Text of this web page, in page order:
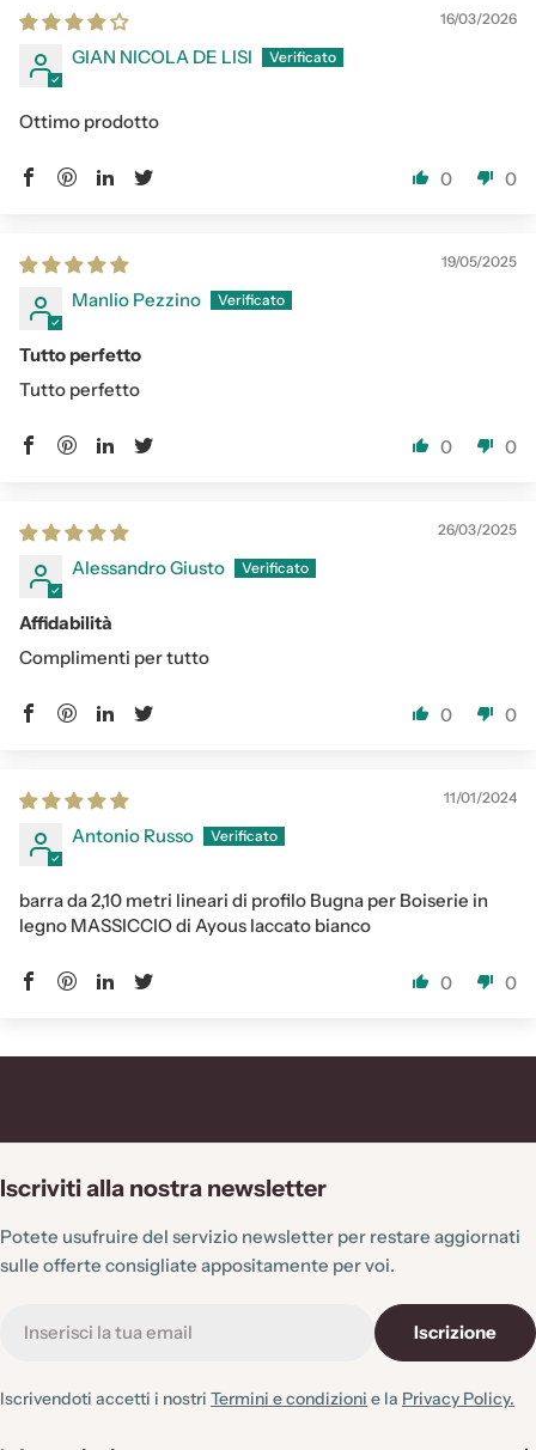
16/03/2026
GIAN NICOLA DE LISI
Ottimo prodotto
0 0
19/05/2025
Manlio Pezzino
Tutto perfetto
Tutto perfetto
0 0
26/03/2025
Alessandro Giusto
Affidabilità
Complimenti per tutto
0 0
11/01/2024
Antonio Russo
barra da 2,10 metri lineari di profilo Bugna per Boiserie in
legno MASSICCIO di Ayous laccato bianco
0 0
Iscriviti alla nostra newsletter
Potete usufruire del servizio newsletter per restare aggiornati
sulle offerte consigliate appositamente per voi.
mail
Iscrizione
Iscrivendoti accetti i nostri Termini e condizioni e la Privacy Policy.